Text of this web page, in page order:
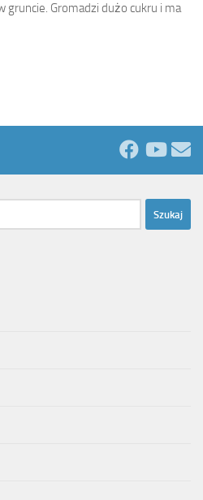
gruncie. Gromadzi dużo cukru i ma